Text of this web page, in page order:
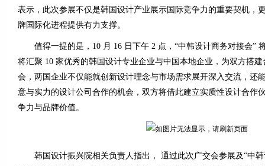
表示，此次参展不仅是韩国设计产业展示国际竞争力的重要契机，
牌国际化进程提供有力支撑。
值得一提的是，10 月 16 日下午 2 点，“中韩设计商务对接会”
将汇聚 10 家优秀的韩国设计专业企业与中国本地企业，为双方搭
会，两国企业不仅能就创新设计理念与市场需求展开深入交流，还
意与实力的设计公司合作的机会，双方将借此建立实质性设计合作
争力与品牌价值。
韩国设计振兴院相关负责人指出， 通过此次广交会参展及“中韩